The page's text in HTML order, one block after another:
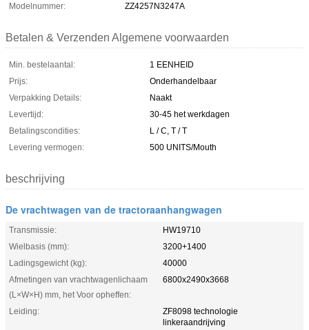
Modelnummer:
ZZ4257N3247A
Betalen & Verzenden Algemene voorwaarden
Min. bestelaantal:
1 EENHEID
Prijs:
Onderhandelbaar
Verpakking Details:
Naakt
Levertijd:
30-45 het werkdagen
Betalingscondities:
L / C, T / T
Levering vermogen:
500 UNITS/Mouth
beschrijving
De vrachtwagen van de tractoraanhangwagen
Transmissie:
HW19710
Wielbasis (mm):
3200+1400
Ladingsgewicht (kg):
40000
Afmetingen van vrachtwagenlichaam
(L×W×H) mm, het Voor opheffen:
6800x2490x3668
Leiding:
ZF8098 technologie
linkeraandrijving